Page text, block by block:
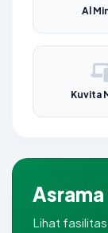
Al
Kuvita
Asrama
Lihat